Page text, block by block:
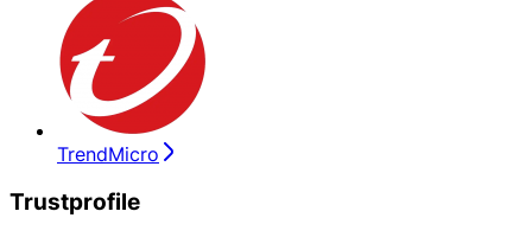
TrendMicro
Trustprofile